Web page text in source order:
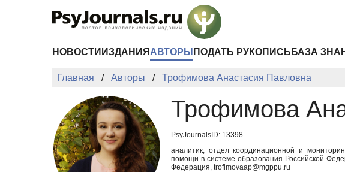
НОВОСТИ ИЗДАНИЯ АВТОРЫ ПОДАТЬ РУКОПИСЬ БАЗА
Главная Авторы Трофимова Анастасия Павловна
Трофимова
PsyJournalsID: 13398
аналитик, отдел координационной и
помощи в системе образования Российской
Федерация, trofimovaap@mgppu.ru